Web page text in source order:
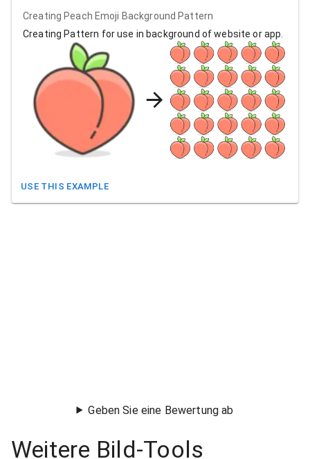
Creating Peach Emoji Background Pattern
Creating Pattern for use in background of website or app.
USE THIS EXAMPLE
Geben Sie eine Bewertung ab
Weitere Bild-Tools